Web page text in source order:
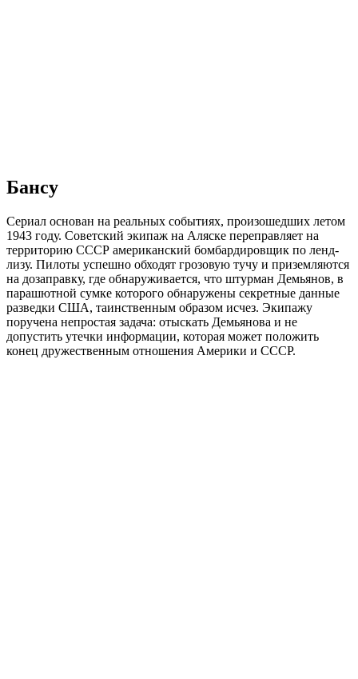
Бансу
Сериал основан на реальных событиях, произошедших летом
1943 году. Советский экипаж на Аляске переправляет на
территорию СССР американский бомбардировщик по ленд-
лизу. Пилоты успешно обходят грозовую тучу и приземляются
на дозаправку, где обнаруживается, что штурман Демьянов, в
парашютной сумке которого обнаружены секретные данные
разведки США, таинственным образом исчез. Экипажу
поручена непростая задача: отыскать Демьянова и не
допустить утечки информации, которая может положить
конец дружественным отношения Америки и СССР.